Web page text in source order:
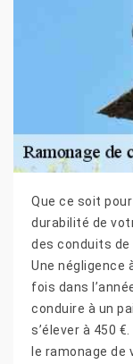
Que ce soit
durabilité de
des conduits de
Une négligence
fois dans
conduire à un
s’élever à 450
le ramonage